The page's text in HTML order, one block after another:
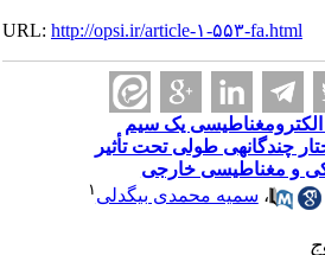
URL:http://opsi.ir/article-۱-۵۵۳-fa.html
یک سیم
کوانتومی با ساختار چندگانه‎ی طولی تحت تأثیر
،سمیه محمدی بیگدلی